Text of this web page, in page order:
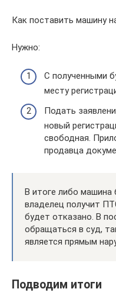
Как поставить машину
Нужно:
С полученными
месту
Подать
новый
свободная.
продавца
В итоге либо машина
владелец получит
будет отказано. В
обращаться в суд,
является прямым
Подводим итоги